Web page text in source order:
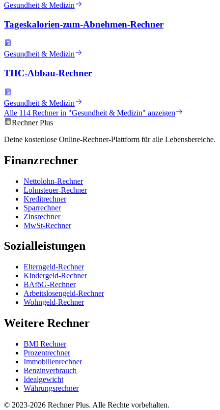
Gesundheit & Medizin
Tageskalorien-zum-Abnehmen-Rechner
Gesundheit & Medizin
THC-Abbau-Rechner
Gesundheit & Medizin
Alle 114 Rechner in "Gesundheit & Medizin" anzeigen
Rechner Plus
Deine kostenlose Online-Rechner-Plattform für alle Lebensbereiche.
Finanzrechner
Nettolohn-Rechner
Lohnsteuer-Rechner
Kreditrechner
Sparrechner
Zinsrechner
MwSt-Rechner
Sozialleistungen
Elterngeld-Rechner
Kindergeld-Rechner
BAföG-Rechner
Arbeitslosengeld-Rechner
Wohngeld-Rechner
Weitere Rechner
BMI Rechner
Prozentrechner
Immobilienrechner
Benzinverbrauch
Idealgewicht
Währungsrechner
© 2023-2026 Rechner Plus. Alle Rechte vorbehalten.